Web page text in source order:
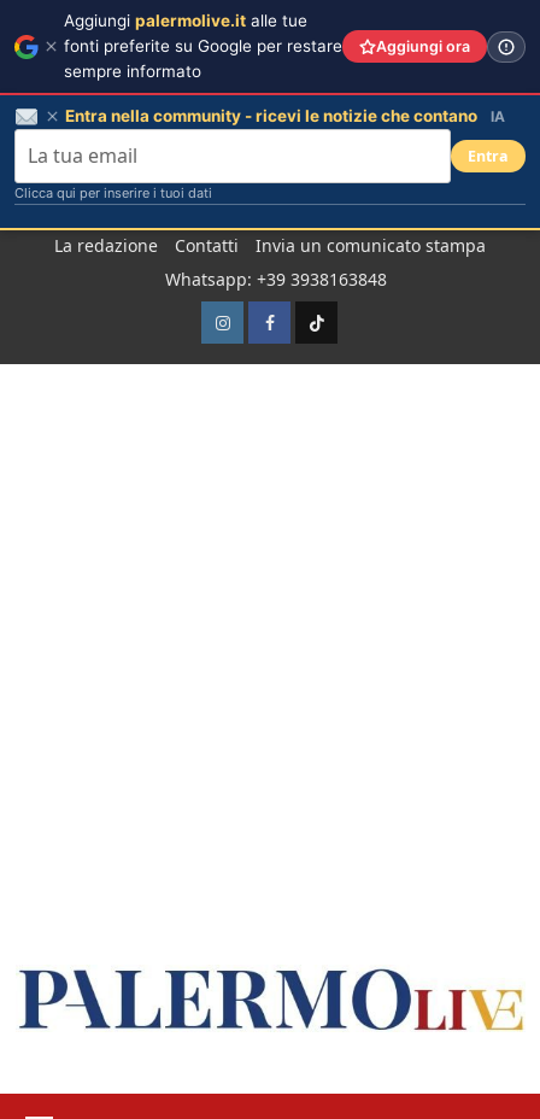
La redazione Contatti
Invia un comunicato stampa
Whatsapp: +39 3938163848
InstagramFacebook
TikTok
Aggiungi palermolive.it alle tue
fonti preferite su Google per restare
sempre informato
Aggiungi ora
Entra nella community - ricevi le notizie che contano IA
Entra
Clicca qui per inserire i tuoi dati